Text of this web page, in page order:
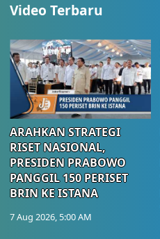
Video Terbaru
ARAHKAN STRATEGI
RISET NASIONAL,
PRESIDEN PRABOWO
PANGGIL 150 PERISET
BRIN KE ISTANA
7 Aug 2026, 5:00 AM